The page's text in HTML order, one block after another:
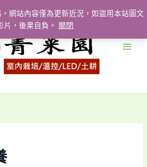
網站內容僅為更新近況，如盜用本站圖文
片，後果自負。
關閉